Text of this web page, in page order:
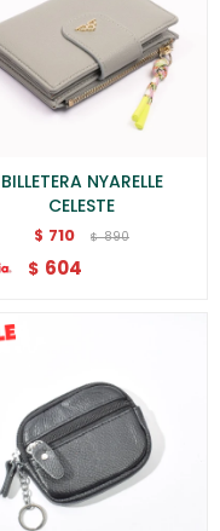
BILLETERA NYARELLE
CELESTE
$ 710 $ 890
$ 604